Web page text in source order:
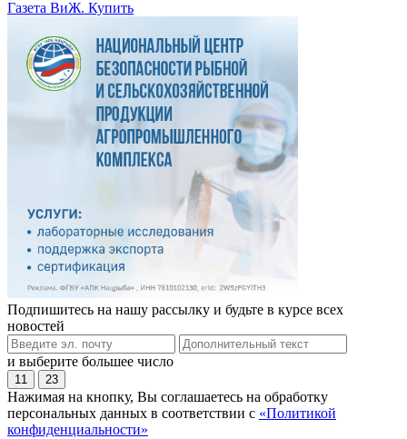
Газета ВиЖ. Купить
Подпишитесь на нашу рассылку и будьте в курсе всех
новостей
и выберите большее число
11 23
Нажимая на кнопку, Вы соглашаетесь на обработку
персональных данных в соответствии с «Политикой
конфиденциальности»